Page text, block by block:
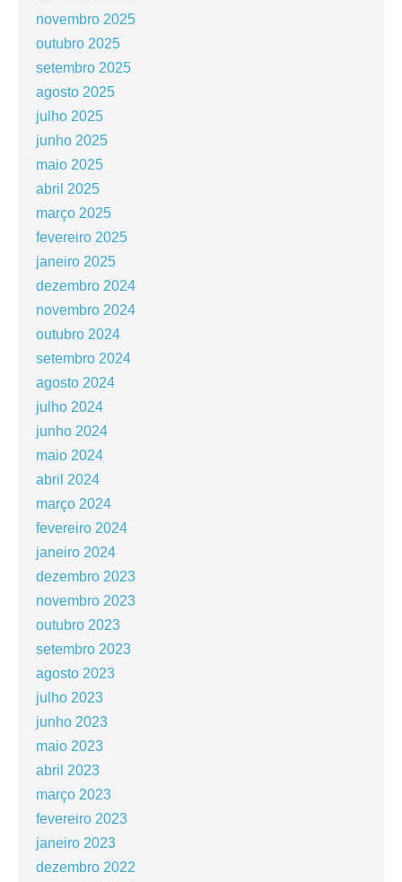
novembro 2025
outubro 2025
setembro 2025
agosto 2025
julho 2025
junho 2025
maio 2025
abril 2025
março 2025
fevereiro 2025
janeiro 2025
dezembro 2024
novembro 2024
outubro 2024
setembro 2024
agosto 2024
julho 2024
junho 2024
maio 2024
abril 2024
março 2024
fevereiro 2024
janeiro 2024
dezembro 2023
novembro 2023
outubro 2023
setembro 2023
agosto 2023
julho 2023
junho 2023
maio 2023
abril 2023
março 2023
fevereiro 2023
janeiro 2023
dezembro 2022